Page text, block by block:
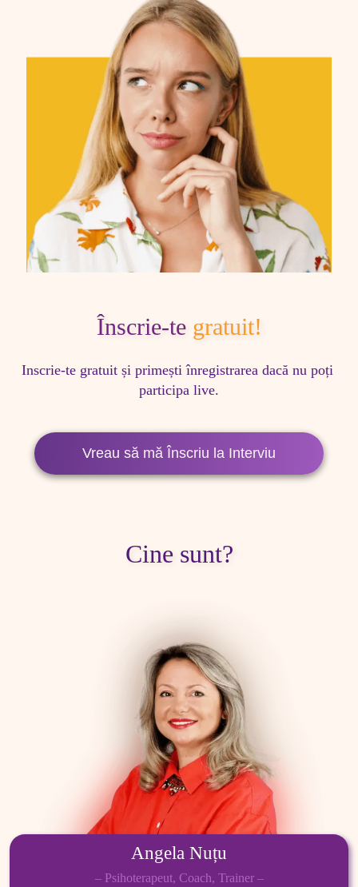
Înscrie-tegratuit!
Inscrie-te gratuit și primești înregistrarea dacă nu poți
participa live.
Vreau să mă Înscriu la Interviu
Cine sunt?
Angela Nuțu
– Psihoterapeut, Coach, Trainer –